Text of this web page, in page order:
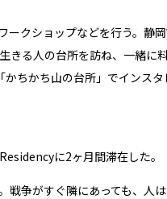
クショップなどを行う。静
る人の台所を訪ね、一緒に
ちかち山の台所」でインスタ
に2ヶ月間滞在した。
争がすぐ隣にあっても、人